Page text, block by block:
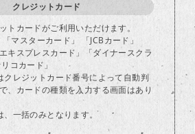
クレジットカード
トカードがご利用いただけます。
「マスターカード」 「JCBカード」
キスプレスカード」「ダイナースクラ
コカード」
クレジットカード番号によって自動判
、カードの種類を入力する画面はあり
、一括のみとなります。